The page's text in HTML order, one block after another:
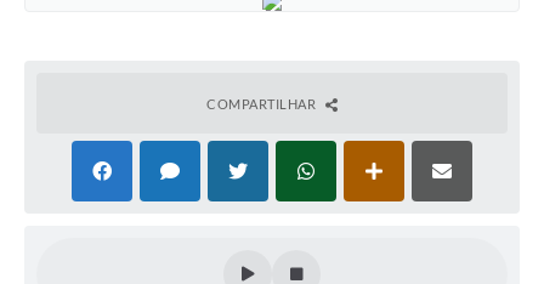
Sala do Empreendedor
COMPARTILHAR